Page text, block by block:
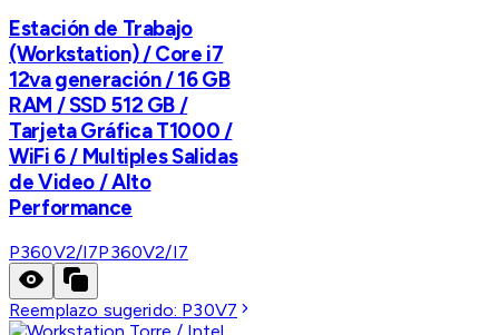
Estación de Trabajo
(Workstation) / Core i7
12va generación / 16 GB
RAM / SSD 512 GB /
Tarjeta Gráfica T1000 /
WiFi 6 / Multiples Salidas
de Video / Alto
Performance
P360V2/I7P360V2/I7
Reemplazo sugerido: P30V7